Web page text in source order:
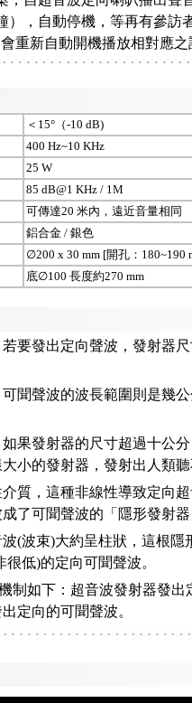
），自動停機，等再有參訪
重新自動開機播放相對應之
＜15°（-10 dB)
400 Hz~10 KHz
25 W
85 dB@1 KHz / 1M
可傳達20 米內，遠近音量相同
鋁合金 / 銀色
∅200 x 30 mm [開孔：180~190
底∅100 長度約270 mm
要發出定向聲波，發射器
聞聲波的波長範圍則是幾
果發射器的尺寸超過十公
小的發射器，發射出人類
質，這種非線性導致定向
了可聞聲波的「隱形發射
(波束)大約呈柱狀，這根隱
低)的定向可聞聲波。
制如下：超音波發射器發出
定向的可聞聲波。